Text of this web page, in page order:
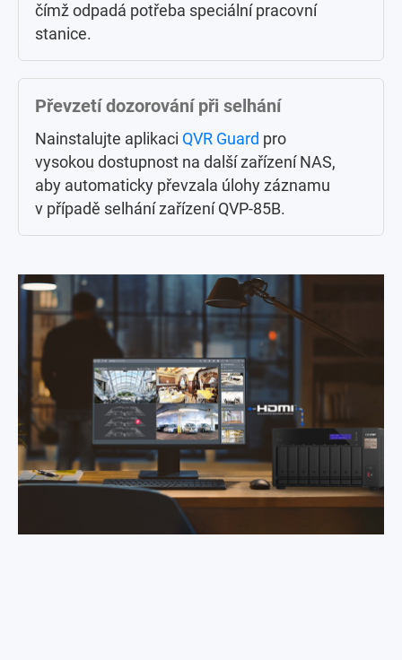
čímž odpadá potřeba speciální pracovní
stanice.
Převzetí dozorování při selhání
Nainstalujte aplikaci QVR Guard pro
vysokou dostupnost na další zařízení NAS,
aby automaticky převzala úlohy záznamu
v případě selhání zařízení QVP-85B.
různých místech prostřednictvímQVR
Center.
Vyhledávání událostí z dozorování
pomocí umělé inteligence
Místo ručního vyhledávání událostí ve
videích za celý den vámQVR Smart
Searchpomáhá efektivně prohledávat
stovky hodin videozáznamů ze stovek
Videa z dozorování ve formátu MP4
Videa se ukládají v neproprietárním
formátu MP4.